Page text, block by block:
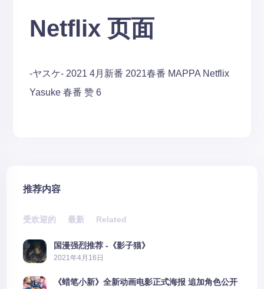
Netflix 页面
-ヤスケ- 2021 4月新番 2021春番 MAPPA Netflix
Yasuke 春番 赞 6
推荐内容
受欢迎的 最新 Related
国漫强烈推荐 -《影子猫》
2021年4月16日
《蜡笔小新》全新动画电影正式海报 追加角色公开